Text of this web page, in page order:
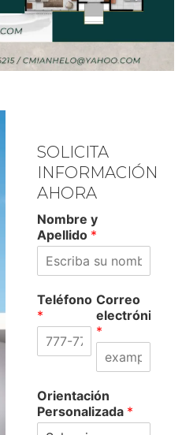
SOLICITA
INFORMACIÓN
AHORA
Nombre y
Apellido *
Teléfono
*
Correo
electrónico
*
Orientación
Personalizada *